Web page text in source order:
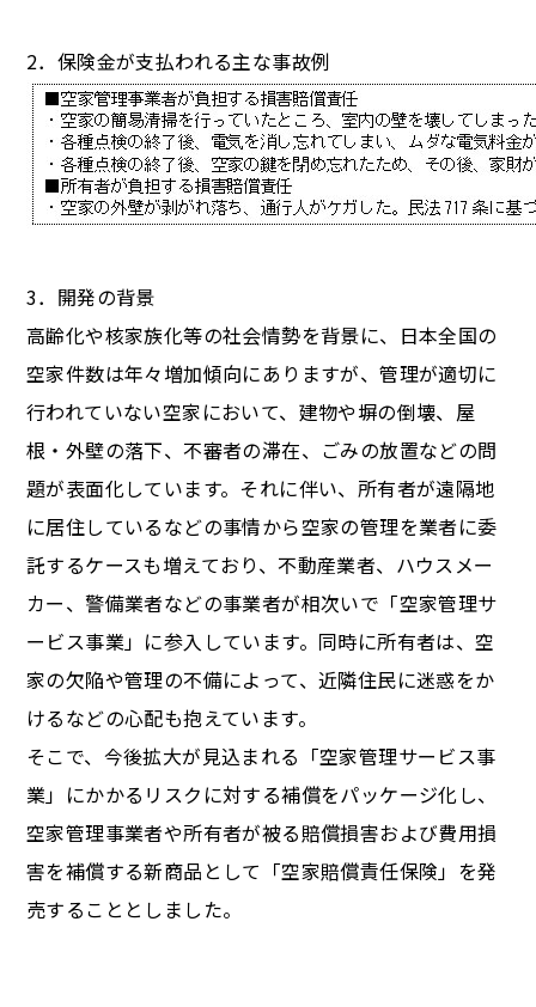
2．保険金が支払われる主な事故例
3．開発の背景
高齢化や核家族化等の社会情勢を背景に、日本全国の
空家件数は年々増加傾向にありますが、管理が適切に
行われていない空家において、建物や塀の倒壊、屋
根・外壁の落下、不審者の滞在、ごみの放置などの問
題が表面化しています。それに伴い、所有者が遠隔地
に居住しているなどの事情から空家の管理を業者に委
託するケースも増えており、不動産業者、ハウスメー
カー、警備業者などの事業者が相次いで「空家管理サ
ービス事業」に参入しています。同時に所有者は、空
家の欠陥や管理の不備によって、近隣住民に迷惑をか
けるなどの心配も抱えています。
そこで、今後拡大が見込まれる「空家管理サービス事
業」にかかるリスクに対する補償をパッケージ化し、
空家管理事業者や所有者が被る賠償損害および費用損
害を補償する新商品として「空家賠償責任保険」を発
売することとしました。